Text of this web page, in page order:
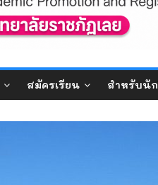
สมัครเรียน สำหรับนั